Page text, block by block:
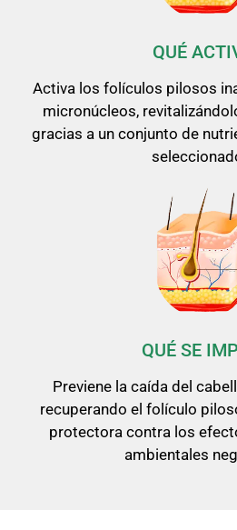
QUÉ
Activa los folículos pilosos
micronúcleos,
gracias a un conjunto de
QUÉ SE
Previene la caída del
recuperando el folículo
protectora contra los
ambientales